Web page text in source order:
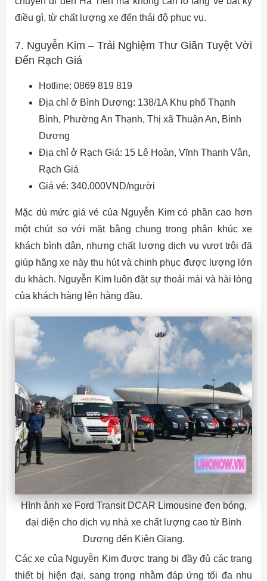
điều gì, từ chất lượng xe đến thái độ phục vụ.
7. Nguyễn Kim – Trải Nghiệm Thư Giãn Tuyệt Vời
Đến Rạch Giá
Hotline: 0869 819 819
Địa chỉ ở Bình Dương: 138/1A Khu phố Thạnh
Bình, Phường An Thạnh, Thị xã Thuận An, Bình
Dương
Địa chỉ ở Rạch Giá: 15 Lê Hoàn, Vĩnh Thanh Vân,
Rạch Giá
Giá vé: 340.000VND/người
Mặc dù mức giá vé của Nguyễn Kim có phần cao hơn
một chút so với mặt bằng chung trong phân khúc xe
khách bình dân, nhưng chất lượng dịch vụ vượt trội đã
giúp hãng xe này thu hút và chinh phục được lượng lớn
du khách. Nguyễn Kim luôn đặt sự thoải mái và hài lòng
của khách hàng lên hàng đầu.
Hình ảnh xe Ford Transit DCAR Limousine đen bóng,
đại diện cho dịch vụ nhà xe chất lượng cao từ Bình
Dương đến Kiên Giang.
Các xe của Nguyễn Kim được trang bị đầy đủ các trang
thiết bị hiện đại, sang trọng nhằm đáp ứng tối đa nhu